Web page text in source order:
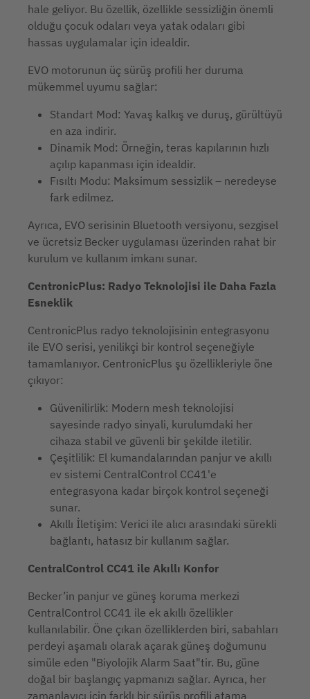
hale geliyor. Bu özellik, özellikle sessizliğin önemli
olduğu çocuk odaları veya yatak odaları gibi
hassas uygulamalar için idealdir.
EVO motorunun üç sürüş profili her duruma
mükemmel uyumu sağlar:
Standart Mod: Yavaş kalkış ve duruş, gürültüyü
en aza indirir.
Dinamik Mod: Örneğin, teras kapılarının hızlı
açılıp kapanması için idealdir.
Fısıltı Modu: Maksimum sessizlik – neredeyse
fark edilmez.
Ayrıca, EVO serisinin Bluetooth versiyonu, sezgisel
ve ücretsiz Becker uygulaması üzerinden rahat bir
kurulum ve kullanım imkanı sunar.
CentronicPlus: Radyo Teknolojisi ile Daha Fazla
Esneklik
CentronicPlus radyo teknolojisinin entegrasyonu
ile EVO serisi, yenilikçi bir kontrol seçeneğiyle
tamamlanıyor. CentronicPlus şu özellikleriyle öne
çıkıyor:
Güvenilirlik: Modern mesh teknolojisi
sayesinde radyo sinyali, kurulumdaki her
cihaza stabil ve güvenli bir şekilde iletilir.
Çeşitlilik: El kumandalarından panjur ve akıllı
ev sistemi CentralControl CC41'e
entegrasyona kadar birçok kontrol seçeneği
sunar.
Akıllı İletişim: Verici ile alıcı arasındaki sürekli
bağlantı, hatasız bir kullanım sağlar.
CentralControl CC41 ile Akıllı Konfor
Becker’in panjur ve güneş koruma merkezi
CentralControl CC41 ile ek akıllı özellikler
kullanılabilir. Öne çıkan özelliklerden biri, sabahları
perdeyi aşamalı olarak açarak güneş doğumunu
simüle eden "Biyolojik Alarm Saat"tir. Bu, güne
doğal bir başlangıç yapmanızı sağlar. Ayrıca, her
zamanlayıcı için farklı bir sürüş profili atama